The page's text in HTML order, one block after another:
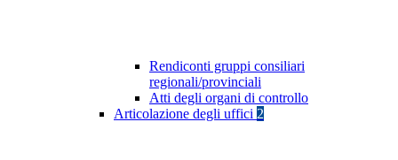
Rendiconti gruppi consiliari
regionali/provinciali
Atti degli organi di controllo
Articolazione degli uffici 2